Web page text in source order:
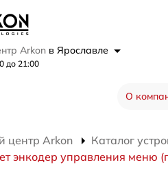
Arkon в Ярославле
до 21:00
О
центр Arkon Каталог
энкодер управления меню